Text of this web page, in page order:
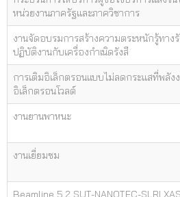
หน่วยงานภาครัฐและภาควิชาการ
งานจัดอบรมการสร้างความตระหนักรู้ทาง
ปฏิบัติงานกับเครื่องกำเนิดรังสี
การเติมอิเล็กตรอนแบบไม่ลดกระแสที่พลัง
อิเล็กตรอนโวลต์
งานยานพาหนะ
งานเยี่ยมชม
Beamline 5.2 SUT-NANOTEC-SLRI XAS